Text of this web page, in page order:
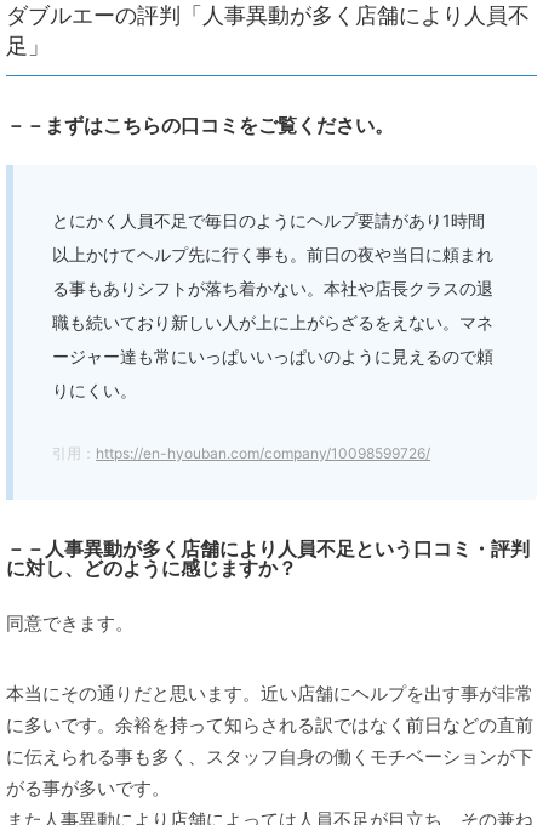
ダブルエーの評判「人事異動が多く店舗により人員不
足」
－－まずはこちらの口コミをご覧ください。
とにかく人員不足で毎日のようにヘルプ要請があり1時間
以上かけてヘルプ先に行く事も。前日の夜や当日に頼まれ
る事もありシフトが落ち着かない。本社や店長クラスの退
職も続いており新しい人が上に上がらざるをえない。マネ
ージャー達も常にいっぱいいっぱいのように見えるので頼
りにくい。
引用： https://en-hyouban.com/company/10098599726/
－－人事異動が多く店舗により人員不足という口コミ・評判
に対し、どのように感じますか？
同意できます。
本当にその通りだと思います。近い店舗にヘルプを出す事が非常
に多いです。余裕を持って知らされる訳ではなく前日などの直前
に伝えられる事も多く、スタッフ自身の働くモチベーションが下
がる事が多いです。
また人事異動により店舗によっては人員不足が目立ち、その兼ね